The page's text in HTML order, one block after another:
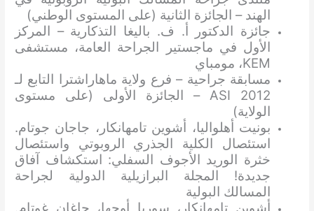
الهند – الجائزة الثانية (على المستوى الوطني)
جائزة الدكتور أ. ف. باليغا التذكارية – المركز
الأول في ماجستير الجراحة العامة، مستشفى
KEM، مومباي
مسابقة جراحية – فرع ولاية ماهاراشترا التابع لـ
ASI 2012 – الجائزة الأولى (على مستوى
الولاية)
بونيت أهلواليا، أشوين تامهانكار، جاجان جوتام.
استئصال الكلية الجذري الروبوتي واستئصال
خثرة الوريد الأجوف السفلي: استكشاف آفاق
جديدة! المجلة البرازيلية الدولية لجراحة
المسالك البولية